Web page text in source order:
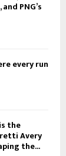
PNG’s
every run
the
Avery
the...